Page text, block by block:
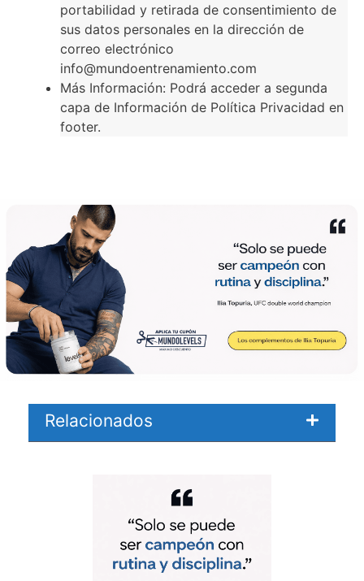
portabilidad y retirada de consentimiento de
sus datos personales en la dirección de
correo electrónico
info@mundoentrenamiento.com
Más Información: Podrá acceder a segunda
capa de Información de Política Privacidad en
footer.
Relacionados